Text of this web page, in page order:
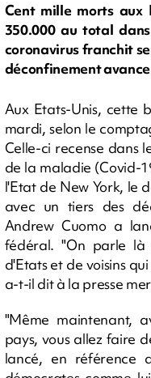
Cent mille morts aux
350.000 au total
coronavirus franchit
déconfinement
Aux Etats-Unis, cette
mardi, selon le
Celle-ci recense dans
de la maladie (Covid-
l'Etat de New York, le
avec un tiers des
Andrew Cuomo a
fédéral. "On parle
d'Etats et de voisins
a-t-il dit à la presse
"Même maintenant,
pays, vous allez faire
lancé, en référence